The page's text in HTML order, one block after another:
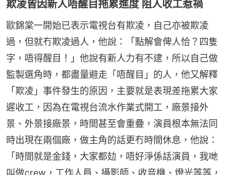
欺凌皆因新人唔醒目拖累進度 阻人收工惹禍
歐錦棠一開始已表示電視台有欺凌，自己亦被欺凌
過，但就冇欺凌過人，他說：「點解會俾人恰？四隻
字，唔得醒目！」他說有新人力有不逮，所以自己做
監製選角時，都盡量避走「唔醒目」的人，他又解釋
「欺凌」事件發生的原因，主要就是表現差拖累大家
遲收工，因為在電視台流水作業式開工，廠景接外
景、外景接廠景，時間甚至會重疊，演員根本無法同
時出現在兩個廠，做主角的話更冇時間休息，他說：
「時間就是金錢，大家都攰，唔好淨係話演員，我哋